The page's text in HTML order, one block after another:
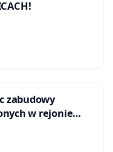
zabudowy
w rejonie
Białej